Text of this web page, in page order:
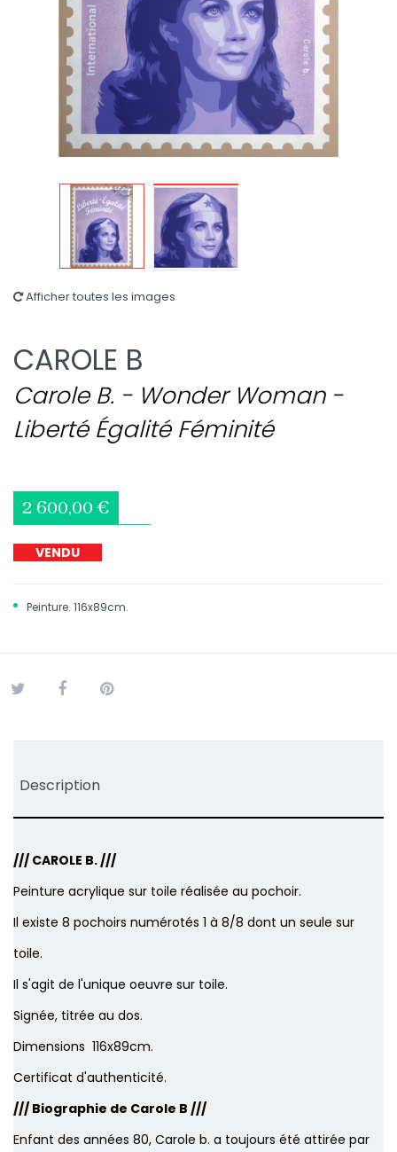
Afficher toutes les images
CAROLE B
Carole B. - Wonder Woman -
Liberté Égalité Féminité
2 600,00 €
VENDU
Peinture. 116x89cm.
Description
/// CAROLE B. ///
Peinture acrylique sur toile réalisée au pochoir.
Il existe 8 pochoirs numérotés 1 à 8/8 dont un seule sur
toile.
Il s'agit de l'unique oeuvre sur toile.
Signée, titrée au dos.
Dimensions 116x89cm.
Certificat d'authenticité.
/// Biographie de Carole B ///
Enfant des années 80, Carole b. a toujours été attirée par